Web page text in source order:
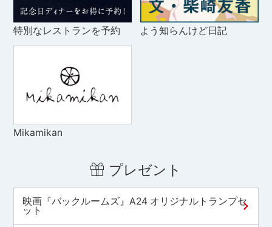
特別なレストランを予約 よう知らんけど日記
Mikamikan
プレゼント
映画『バックルームズ』A24 オリジナルトランプセ
ット